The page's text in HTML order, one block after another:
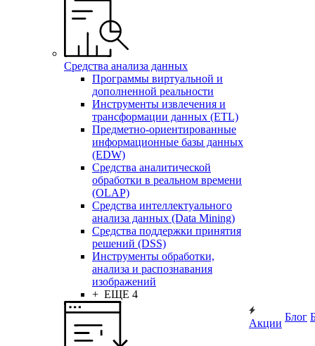
Средства анализа данных
Программы виртуальной и
дополненной реальности
Инструменты извлечения и
трансформации данных (ETL)
Предметно-ориентированные
информационные базы данных
(EDW)
Средства аналитической
обработки в реальном времени
(OLAP)
Средства интеллектуального
анализа данных (Data Mining)
Средства поддержки принятия
решений (DSS)
Инструменты обработки,
анализа и распознавания
изображений
+ ЕЩЕ 4
Акции
Блог